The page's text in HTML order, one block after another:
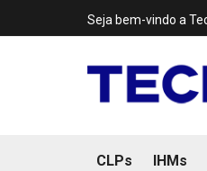
Seja bem-vindo a
CLPs IHMs